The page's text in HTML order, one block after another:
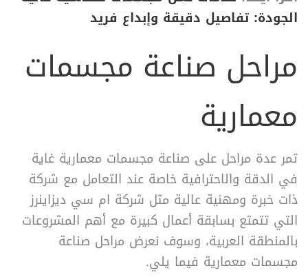
الجودة: تفاصيل دقيقة وإبداع فريد
مراحل صناعة مجسمات
معمارية
تمر عدة مراحل على صناعة مجسمات معمارية غاية
في الدقة والاحترافية خاصة عند التعامل مع شركة
ذات خبرة ومهنية عالية مثل شركة ام سي ديزاينرز
التي تتمتع بسابقة أعمال كبيرة مع أهم المشروعات
بالمنطقة العربية، وسوف نعرض مراحل صناعة
مجسمات معمارية فيما يلي.